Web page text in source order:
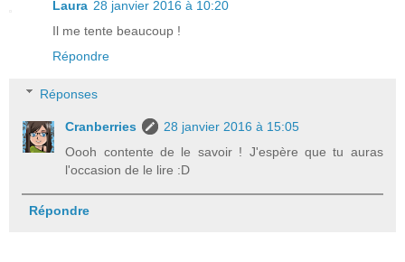
Laura 28 janvier 2016 à 10:20
Il me tente beaucoup !
Répondre
Réponses
Cranberries
28 janvier 2016 à 15:05
Oooh contente de le savoir ! J'espère que tu auras
l'occasion de le lire :D
Répondre